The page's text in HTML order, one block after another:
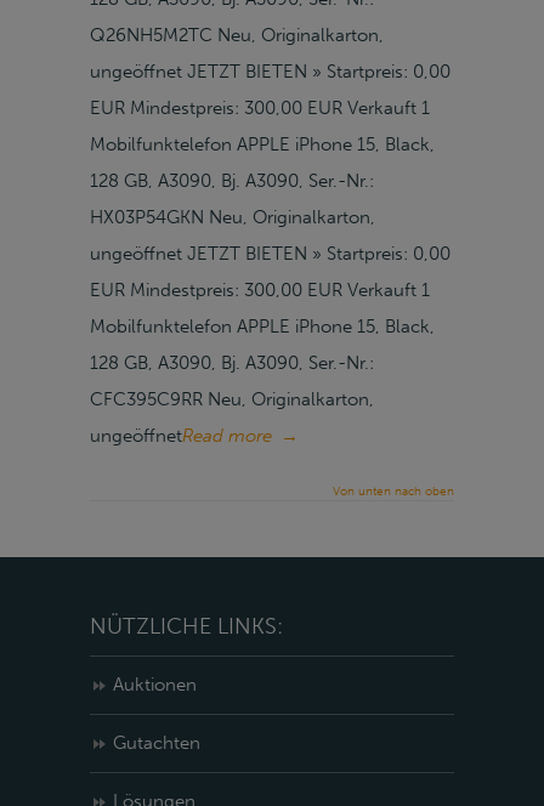
Q26NH5M2TC Neu, Originalkarton,
ungeöffnet JETZT BIETEN » Startpreis: 0,00
EUR Mindestpreis: 300,00 EUR Verkauft 1
Mobilfunktelefon APPLE iPhone 15, Black,
128 GB, A3090, Bj. A3090, Ser.-Nr.:
HX03P54GKN Neu, Originalkarton,
ungeöffnet JETZT BIETEN » Startpreis: 0,00
EUR Mindestpreis: 300,00 EUR Verkauft 1
Mobilfunktelefon APPLE iPhone 15, Black,
128 GB, A3090, Bj. A3090, Ser.-Nr.:
CFC395C9RR Neu, Originalkarton,
ungeöffnetRead more →
Von unten nach oben
NÜTZLICHE LINKS:
Auktionen
Gutachten
Lösungen